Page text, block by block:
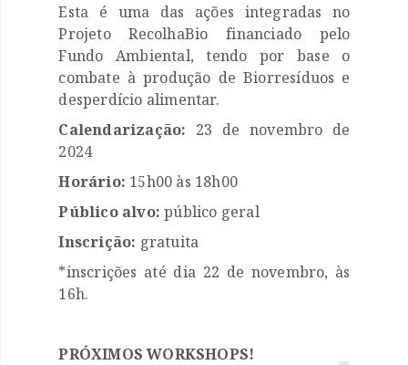

Esta é uma das ações integradas no
Projeto RecolhaBio financiado pelo
Fundo Ambiental, tendo por base o
combate à produção de Biorresíduos e
desperdício alimentar.
Calendarização: 23 de novembro de
2024
Horário: 15h00 às 18h00
Público alvo:público geral
Inscrição: gratuita
*inscrições até dia 22 de novembro, às
16h.
PRÓXIMOS WORKSHOPS!